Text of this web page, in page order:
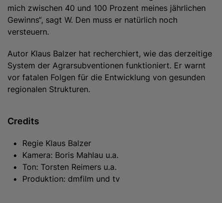
mich zwischen 40 und 100 Prozent meines jährlichen
Gewinns“, sagt W. Den muss er natürlich noch
versteuern.
Autor Klaus Balzer hat recherchiert, wie das derzeitige
System der Agrarsubventionen funktioniert. Er warnt
vor fatalen Folgen für die Entwicklung von gesunden
regionalen Strukturen.
Credits
Regie Klaus Balzer
Kamera: Boris Mahlau u.a.
Ton: Torsten Reimers u.a.
Produktion: dmfilm und tv